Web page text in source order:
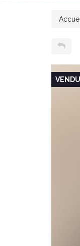
Accueil